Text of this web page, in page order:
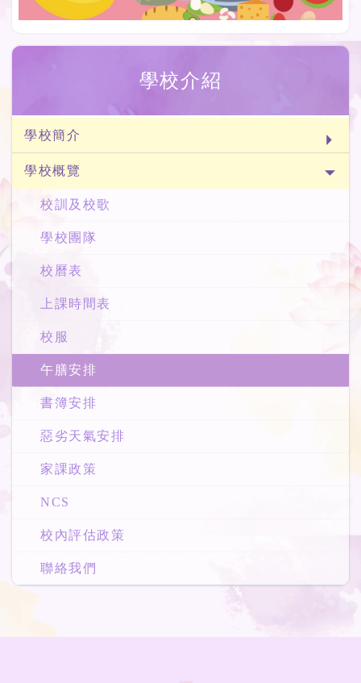
學校介紹
學校簡介
學校概覽
校訓及校歌
學校團隊
校曆表
上課時間表
校服
午膳安排
書簿安排
惡劣天氣安排
家課政策
NCS
校內評估政策
聯絡我們